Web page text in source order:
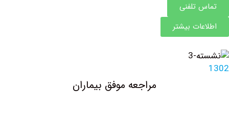
بیشتر
مراجعه موفق بیماران